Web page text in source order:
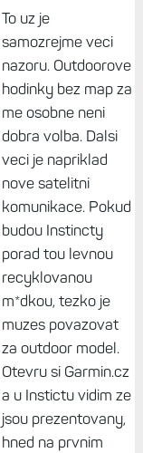
To uz je
samozrejme veci
nazoru. Outdoorove
hodinky bez map za
me osobne neni
dobra volba. Dalsi
veci je napriklad
nove satelitni
komunikace. Pokud
budou Instincty
porad tou levnou
recyklovanou
m*dkou, tezko je
muzes povazovat
za outdoor model.
Otevru si Garmin.cz
a u Instictu vidim ze
jsou prezentovany,
hned na prvnim